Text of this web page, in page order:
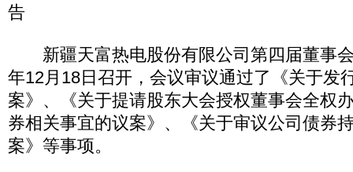
告
新疆天富热电股份有限公司第四届董事
年12月18日召开，会议审议通过了《关于发
案》、《关于提请股东大会授权董事会全权
券相关事宜的议案》、《关于审议公司债券
案》等事项。